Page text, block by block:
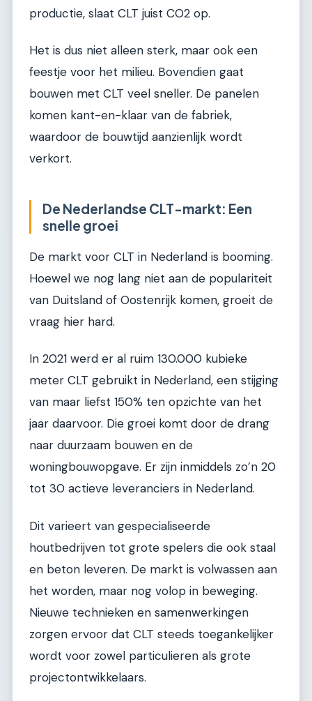
productie, slaat CLT juist CO2 op.
Het is dus niet alleen sterk, maar ook een
feestje voor het milieu. Bovendien gaat
bouwen met CLT veel sneller. De panelen
komen kant-en-klaar van de fabriek,
waardoor de bouwtijd aanzienlijk wordt
verkort.
De Nederlandse CLT-markt: Een
snelle groei
De markt voor CLT in Nederland is booming.
Hoewel we nog lang niet aan de populariteit
van Duitsland of Oostenrijk komen, groeit de
vraag hier hard.
In 2021 werd er al ruim 130.000 kubieke
meter CLT gebruikt in Nederland, een stijging
van maar liefst 150% ten opzichte van het
jaar daarvoor. Die groei komt door de drang
naar duurzaam bouwen en de
woningbouwopgave. Er zijn inmiddels zo’n 20
tot 30 actieve leveranciers in Nederland.
Dit varieert van gespecialiseerde
houtbedrijven tot grote spelers die ook staal
en beton leveren. De markt is volwassen aan
het worden, maar nog volop in beweging.
Nieuwe technieken en samenwerkingen
zorgen ervoor dat CLT steeds toegankelijker
wordt voor zowel particulieren als grote
projectontwikkelaars.